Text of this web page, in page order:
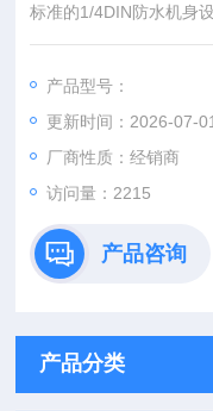
标准的1/4DIN防水机身
液晶显示，可同时显示
产品型号：
更新时间：2026-07-01
厂商性质：经销商
访问量：2215
产品咨询
产品分类